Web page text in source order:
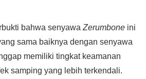
bahwa senyawa Zerumbone ini
sama baiknya dengan senyawa
memiliki tingkat keamanan
samping yang lebih terkendali.